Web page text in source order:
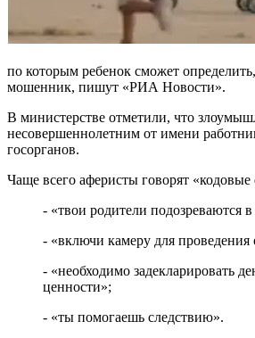
по которым ребенок сможет
мошенник, пишут «РИА Новости».
В министерстве отметили, что
несовершеннолетним от имени
госорганов.
Чаще всего аферисты говорят «кодовые
- «твои родители подозреваются
- «включи камеру для проведения
- «необходимо задекларировать
ценности»;
- «ты помогаешь следствию».